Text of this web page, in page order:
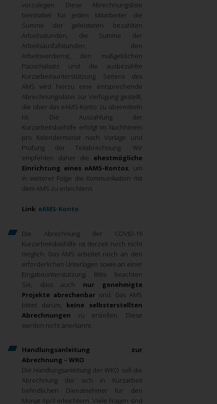
vorzulegen. Diese Abrechnungsliste
beinhaltet für jeden Mitarbeiter die
Summe der geleisteten bezahlten
Arbeitsstunden, die Summe der
Arbeitsausfallstunden, den
Arbeitsverdienst, den maßgeblichen
Pauschalsatz und die ausbezahlte
Kurzarbeitsunterstützung. Seitens des
AMS wird hierzu eine entsprechende
Abrechnungsdatei zur Verfügung gestellt,
die über das eAMS-Konto zu übermitteln
ist. Die Auszahlung der
Kurzarbeitsbeihilfe erfolgt im Nachhinein
pro Kalendermonat nach Vorlage und
Prüfung der Teilabrechnung. Wir
empfehlen daher die ehestmögliche
Einrichtung eines eAMS-Kontos, um
in weiterer Folge die Kommunikation mit
dem AMS zu erleichtern.
Link: eAMS-Konto
Die Abrechnung der COVID-19
Kurzarbeitsbeihilfe ist derzeit noch nicht
möglich. Das AMS arbeitet noch an den
erforderlichen Unterlagen sowie an einer
Eingabeunterstützung. Bitte beachten
Sie, dass auch nur genehmigte
Projekte abrechenbarsind. Das AMS
bittet darum, keine selbsterstellten
Abrechnungen zu erstellen. Diese
werden nicht anerkannt.
Handlungsanleitung zur
Abrechnung – WKO
Die Handlungsanleitung der WKO soll die
Abrechnung der sich in Kurzarbeit
befindlichen Dienstnehmer für den
Monat April erleichtern. Viele Fragen sind